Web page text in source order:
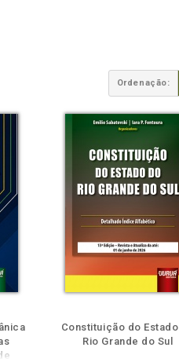
Ordenação:
Constituição do
Rio Grande do Sul